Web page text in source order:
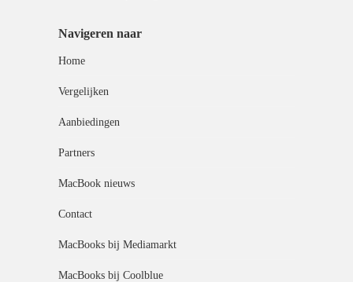
Navigeren naar
Home
Vergelijken
Aanbiedingen
Partners
MacBook nieuws
Contact
MacBooks bij Mediamarkt
MacBooks bij Coolblue